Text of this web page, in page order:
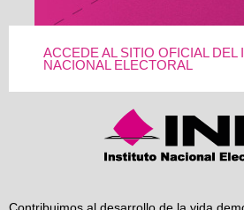
ACCEDE AL SITIO OFICIAL DEL
NACIONAL ELECTORAL